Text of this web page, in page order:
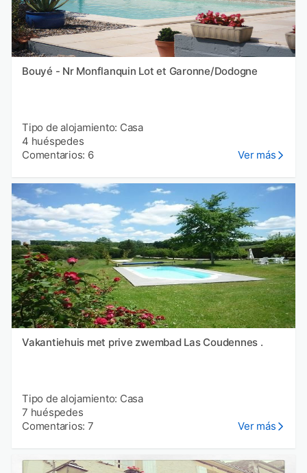
Bouyé - Nr Monflanquin Lot et Garonne/Dodogne
Tipo de alojamiento: Casa
4 huéspedes
Comentarios: 6
Ver más
Vakantiehuis met prive zwembad Las Coudennes .
Tipo de alojamiento: Casa
7 huéspedes
Comentarios: 7
Ver más